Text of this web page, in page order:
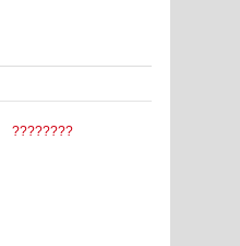
????????